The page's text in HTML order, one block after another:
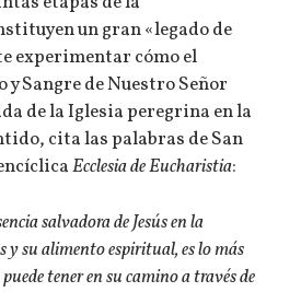
un gran «legado de
experimentar cómo el
y Sangre de Nuestro Señor
de la Iglesia peregrina en la
cita las palabras de San
Ecclesia de Eucharistia:
salvadora de Jesús en la
y su alimento espiritual, es lo más
tener en su camino a través de